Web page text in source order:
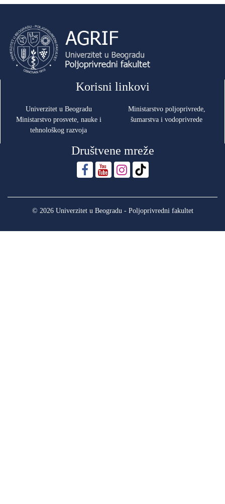
Korisni linkovi
Univerzitet u Beogradu
Ministarstvo prosvete, nauke i
tehnološkog razvoja
Ministarstvo poljoprivrede,
šumarstva i vodoprivrede
Društvene mreže
© 2026 Univerzitet u Beogradu - Poljoprivredni fakultet